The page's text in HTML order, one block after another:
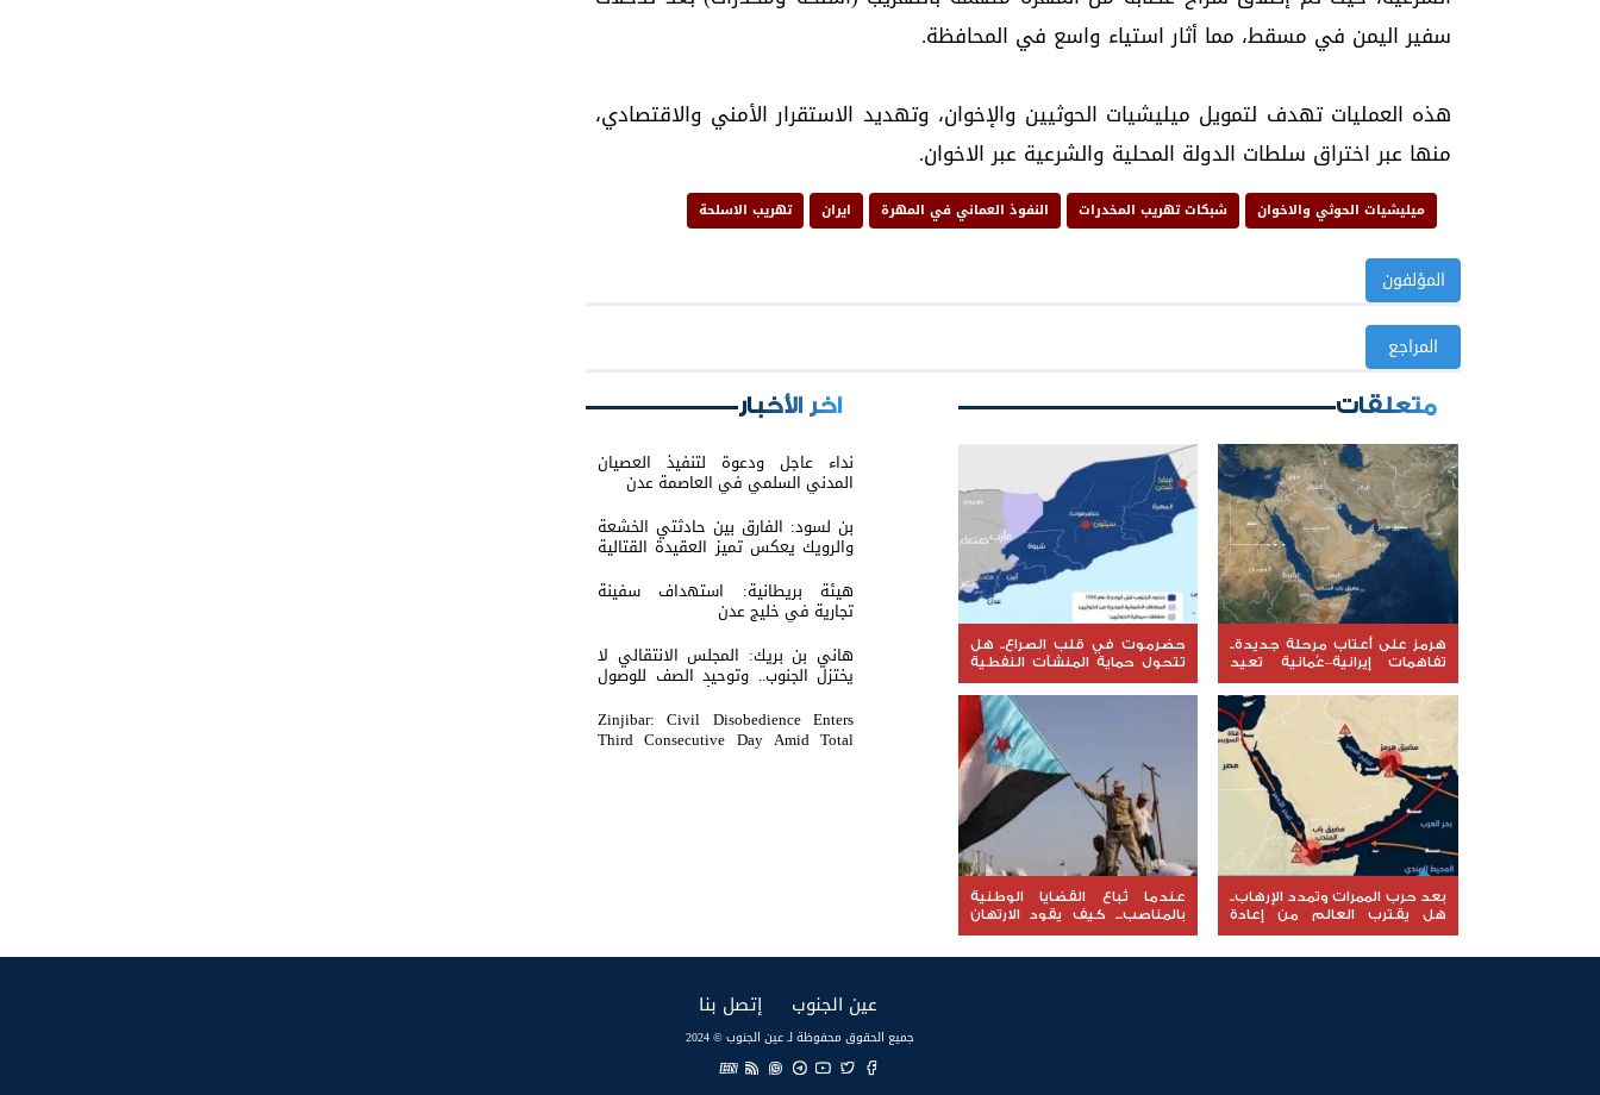
سفير اليمن في مسقط، مما أثار استياء واسع في المحافظة.
هذه العمليات تهدف لتمويل ميليشيات الحوثيين والإخوان، وتهديد الاستقرار الأمني والاقتصادي،
منها عبر اختراق سلطات الدولة المحلية والشرعية عبر الاخوان.
ميليشيات الحوثي والاخوان شبكات تهريب المخدرات النفوذ العماني في المهرة ايران تهريب الاسلحة
المؤلفون
المراجع
متعلقات
هرمز على أعتاب مرحلة جديدة..
تفاهمات إيرانية–عُمانية تعيد
رسم خريطة الملاحة في المضيق
حضرموت في قلب الصراع.. هل
تتحول حماية المنشآت النفطية
إلى معركة جديدة على الثروة
والسيادة؟
بعد حرب الممرات وتمدد الإرهاب..
هل يقترب العالم من إعادة
عندما تُباع القضايا الوطنية
بالمناصب... كيف يقود الارتهان
اخر الأخبار
نداء عاجل ودعوة لتنفيذ العصيان
المدني السلمي في العاصمة عدن
بن لسود: الفارق بين حادثتي الخشعة
والرويك يعكس تميز العقيدة القتالية
هيئة بريطانية: استهداف سفينة
تجارية في خليج عدن
هاني بن بريك: المجلس الانتقالي لا
يختزل الجنوب.. وتوحيد الصف للوصول
لاستعادة الدولة أولوية تفرضها
الحكمة
Zinjibar: Civil Disobedience Enters
Third Consecutive Day Amid Total
عين الجنوب إتصل بنا
جميع الحقوق محفوظة لـ عين الجنوب © 2024
EN